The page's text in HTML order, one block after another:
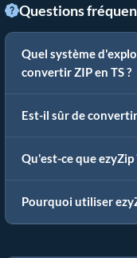
Questions
Quel système
convertir ZIP en TS ?
Est-il sûr de
Qu'est-ce que ezyZip
Pourquoi utiliser